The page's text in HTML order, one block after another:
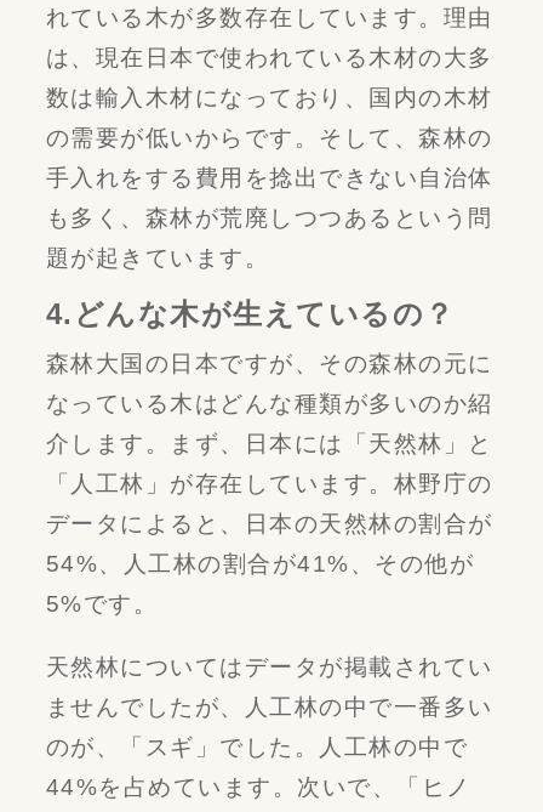
れている木が多数存在しています。理由
は、現在日本で使われている木材の大多
数は輸入木材になっており、国内の木材
の需要が低いからです。そして、森林の
手入れをする費用を捻出できない自治体
も多く、森林が荒廃しつつあるという問
題が起きています。
4.どんな木が生えているの？
森林大国の日本ですが、その森林の元に
なっている木はどんな種類が多いのか紹
介します。まず、日本には「天然林」と
「人工林」が存在しています。林野庁の
データによると、日本の天然林の割合が
54%、人工林の割合が41%、その他が
5%です。
天然林についてはデータが掲載されてい
ませんでしたが、人工林の中で一番多い
のが、「スギ」でした。人工林の中で
44%を占めています。次いで、「ヒノ